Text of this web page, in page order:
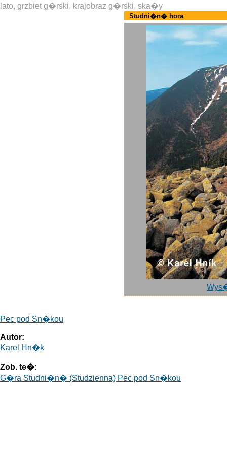
lato, grzbiet g�rski, krajobraz g�rski, ska�y
Studni�n� hora
Pec pod Sn�kou
Autor:
Karel Hn�k
Zob. te�:
G�ra Studni�n� (Studzienna) Pec pod Sn�kou